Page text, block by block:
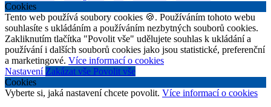
Cookies
Tento web používá soubory cookies 🍪. Používáním tohoto webu
souhlasíte s ukládáním a používáním nezbytných souborů cookies.
Zakliknutím tlačítka "Povolit vše" udělujete souhlas k ukládání a
používání i dalších souborů cookies jako jsou statistické, preferenční
a marketingové. Více informací o cookies
Nastavení Zakázat vše Povolit vše
Cookies
Vyberte si, jaká nastavení chcete povolit. Více informací o cookies